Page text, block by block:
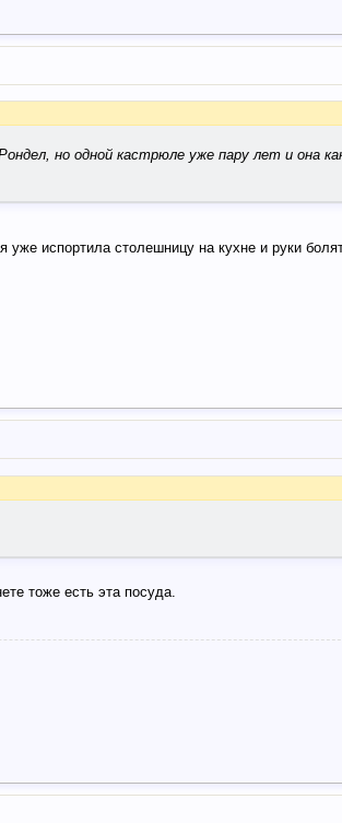
но одной кастрюле уже пару лет и она
уже испортила столешницу на кухне и руки
тоже есть эта посуда.